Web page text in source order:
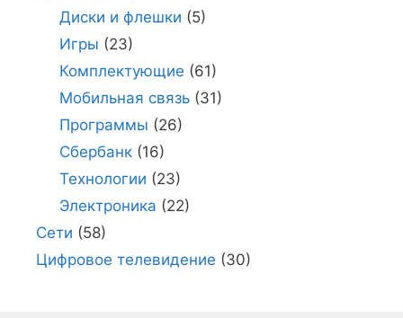
Диски и флешки (5)
Игры (23)
Комплектующие (61)
Мобильная связь(31)
Программы (26)
Сбербанк(16)
Технологии (23)
Электроника (22)
Сети (58)
Цифровое телевидение (30)